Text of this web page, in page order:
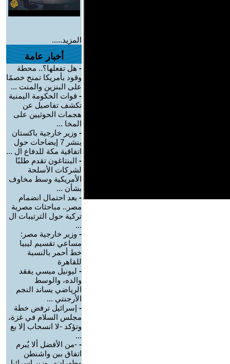
المزيد.....
أخبار عامة
- هل تفعلها؟.. محطة
وقود بأمريكا تمنح خصمًا
على البنزين والمنت ...
- قوات الحكومة اليمنية
تكشف تفاصيل عن
هجمات الحوثيين على
المخا ...
- وزير خارجية باكستان
ينشر 7 إيضاحات حول
اتفاقية مكة للدفاع ال ...
- البنتاغون تقدم طلبًا
لشركات الأسلحة
الأمريكية وسط مخاوف
بشأن ...
- بعد احتمال انضمام
مصر.. مباحثات مصرية
تركية حول الترتيبات ال
...
- وزير خارجية مصر:
مساعي تقسيم ليبيا
خط أحمر بالنسبة
للقاهرة
- ليونيل ميسي يفقد
والده، والوسط
الرياضي يساند النجم
الأرجنتي ...
- إسرائيل ترفض خطة
مجلس السلام في غزة،
وتؤكد -لا انسحاب إلا بع
...
- -من الأفضل ألا يُبرم
اتفاق بين واشنطن